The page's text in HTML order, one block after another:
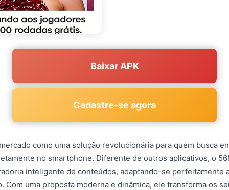
Baixar APK
Cadastre-se agora
como uma solução revolucionária para quem busca
no smartphone. Diferente de outros aplicativos, o
inteligente de conteúdos, adaptando-se perfeitamente
Com uma proposta moderna e dinâmica, ele transforma os